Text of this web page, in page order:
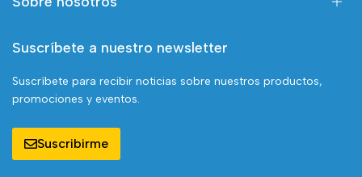
Suscríbete a nuestro newsletter
Suscríbete para recibir noticias sobre nuestros productos,
promociones y eventos.
Suscribirme